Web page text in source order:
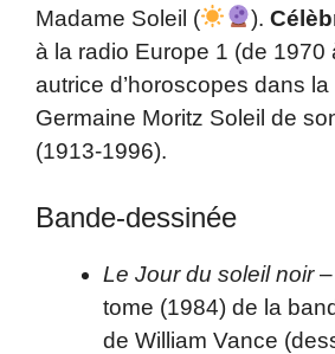
Madame Soleil ( ).
à la radio Europe 1 (de 1970
autrice d’horoscopes dans
Germaine Moritz Soleil de
(1913-1996).
Bande-dessinée
Le Jour du soleil noir–
tome (1984) de la
de William Vance